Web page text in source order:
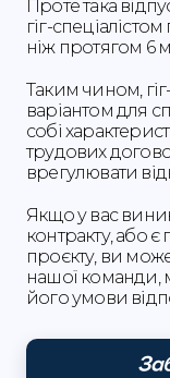
Проте така
гіг-
ніж протягом 6
Таким чином,
варіантом для
собі
трудових
врегулювати
Якщо у вас
контракту, або
проєкту, ви
нашої
його умови